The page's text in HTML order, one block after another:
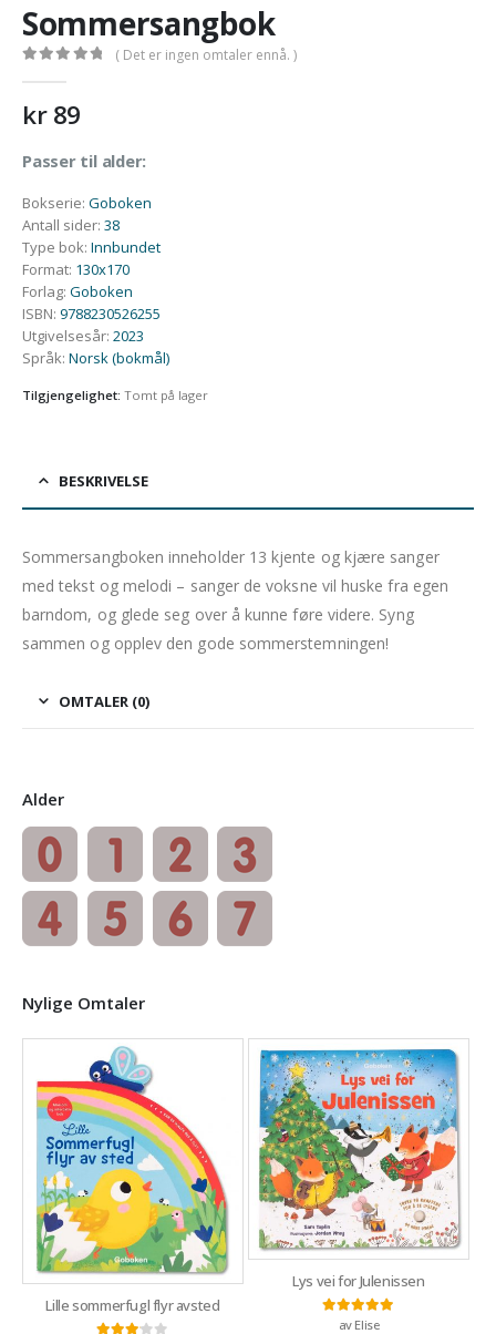
Sommersangbok
( Det er ingen omtaler ennå. )
kr89
Passer til alder:
Bokserie: Goboken
Antall sider: 38
Type bok: Innbundet
Format: 130x170
Forlag: Goboken
ISBN: 9788230526255
Utgivelsesår: 2023
Språk: Norsk (bokmål)
Tilgjengelighet: Tomt på lager
BESKRIVELSE
Sommersangboken inneholder 13 kjente og kjære sanger
med tekst og melodi – sanger de voksne vil huske fra egen
barndom, og glede seg over å kunne føre videre. Syng
sammen og opplev den gode sommerstemningen!
OMTALER (0)
Alder
Nylige Omtaler
Lille sommerfugl flyr avsted
Lys vei for Julenissen
Vurdert5
av Elise